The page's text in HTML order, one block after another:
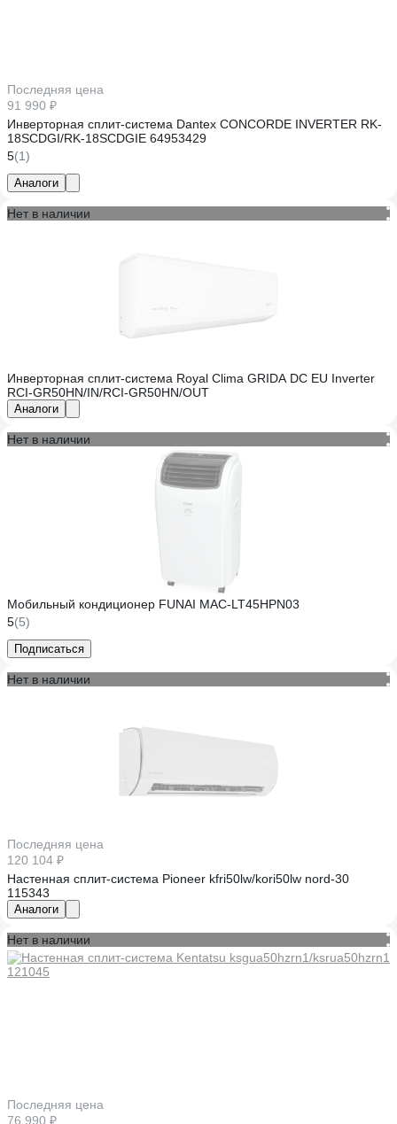
Последняя цена
91 990 ₽
Инверторная сплит-система Dantex CONCORDE INVERTER RK-
18SCDGI/RK-18SCDGIE 64953429
5(1)
Аналоги
Нет в наличии
Инверторная сплит-система Royal Clima GRIDA DC EU Inverter
RCI-GR50HN/IN/RCI-GR50HN/OUT
Аналоги
Нет в наличии
Мобильный кондиционер FUNAI MAC-LT45HPN03
5(5)
Подписаться
Нет в наличии
Последняя цена
120 104 ₽
Настенная сплит-система Pioneer kfri50lw/kori50lw nord-30
115343
Аналоги
Нет в наличии
Последняя цена
76 990 ₽